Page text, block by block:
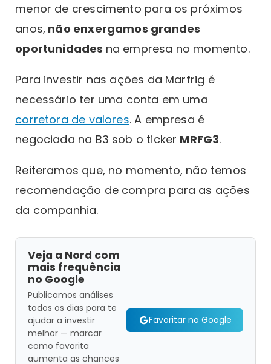
menor de crescimento para os próximos
anos, não enxergamos grandes
oportunidades na empresa no momento.
Para investir nas ações da Marfrig é
necessário ter uma conta em uma
corretora de valores. A empresa é
negociada na B3 sob o ticker MRFG3.
Reiteramos que, no momento, não temos
recomendação de compra para as ações
da companhia.
Veja a Nord com
mais frequência
no Google
Publicamos análises
todos os dias para te
ajudar a investir
melhor — marcar
como favorita
aumenta as chances
Favoritar no Google